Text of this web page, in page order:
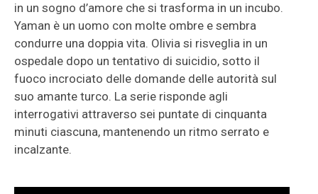
in un sogno d’amore che si trasforma in un incubo.
Yaman è un uomo con molte ombre e sembra
condurre una doppia vita. Olivia si risveglia in un
ospedale dopo un tentativo di suicidio, sotto il
fuoco incrociato delle domande delle autorità sul
suo amante turco. La serie risponde agli
interrogativi attraverso sei puntate di cinquanta
minuti ciascuna, mantenendo un ritmo serrato e
incalzante.